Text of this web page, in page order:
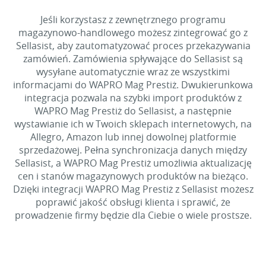
Jeśli korzystasz z zewnętrznego programu
magazynowo-handlowego możesz zintegrować go z
Sellasist, aby zautomatyzować proces przekazywania
zamówień. Zamówienia spływające do Sellasist są
wysyłane automatycznie wraz ze wszystkimi
informacjami do WAPRO Mag Prestiż. Dwukierunkowa
integracja pozwala na szybki import produktów z
WAPRO Mag Prestiż do Sellasist, a następnie
wystawianie ich w Twoich sklepach internetowych, na
Allegro, Amazon lub innej dowolnej platformie
sprzedażowej. Pełna synchronizacja danych między
Sellasist, a WAPRO Mag Prestiż umożliwia aktualizację
cen i stanów magazynowych produktów na bieżąco.
Dzięki integracji WAPRO Mag Prestiż z Sellasist możesz
poprawić jakość obsługi klienta i sprawić, że
prowadzenie firmy będzie dla Ciebie o wiele prostsze.